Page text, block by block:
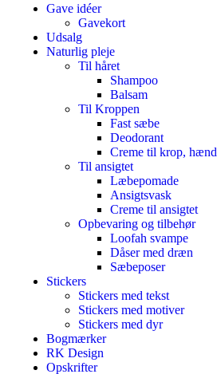
Gave idéer
Gavekort
Udsalg
Naturlig pleje
Til håret
Shampoo
Balsam
Til Kroppen
Fast sæbe
Deodorant
Creme til krop,
Til ansigtet
Læbepomade
Ansigtsvask
Creme til ansigtet
Opbevaring og tilbehør
Loofah svampe
Dåser med dræn
Sæbeposer
Stickers
Stickers med tekst
Stickers med motiver
Stickers med dyr
Bogmærker
RK Design
Opskrifter